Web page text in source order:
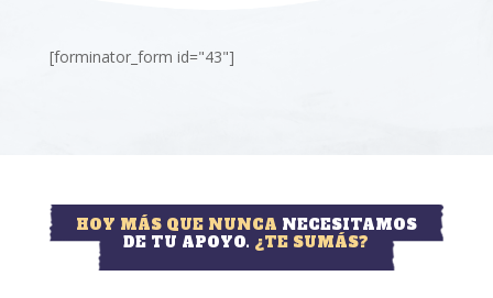
[forminator_form id="43"]
HOY MÁS QUE NUNCA NECESITAMOS
DE TU APOYO. ¿TE SUMÁS?